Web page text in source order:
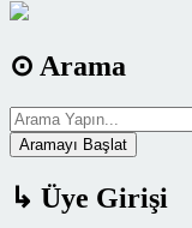
⊙ Arama
Aramayı Başlat
↳ Üye Girişi